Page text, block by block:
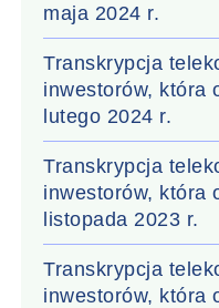
maja 2024 r.
Transkrypcja
inwestorów, która
lutego 2024 r.
Transkrypcja
inwestorów, która
listopada 2023 r.
Transkrypcja
inwestorów, która